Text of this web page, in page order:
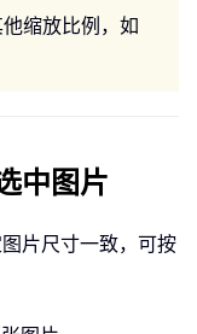
缩放比例，如
中图片
片尺寸一致，可按